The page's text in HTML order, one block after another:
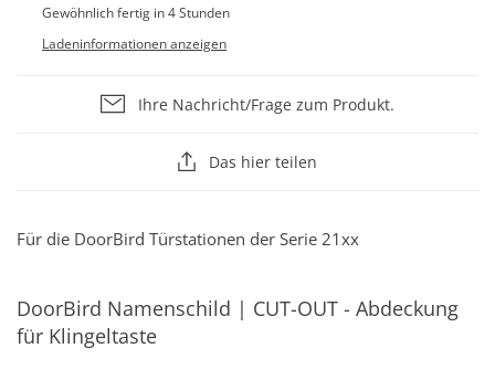
Gewöhnlich fertig in 4 Stunden
Ladeninformationen anzeigen
Ihre Nachricht/Frage zum Produkt.
Das hier teilen
Für die DoorBird Türstationen der Serie 21xx
DoorBird Namenschild | CUT-OUT - Abdeckung
für Klingeltaste